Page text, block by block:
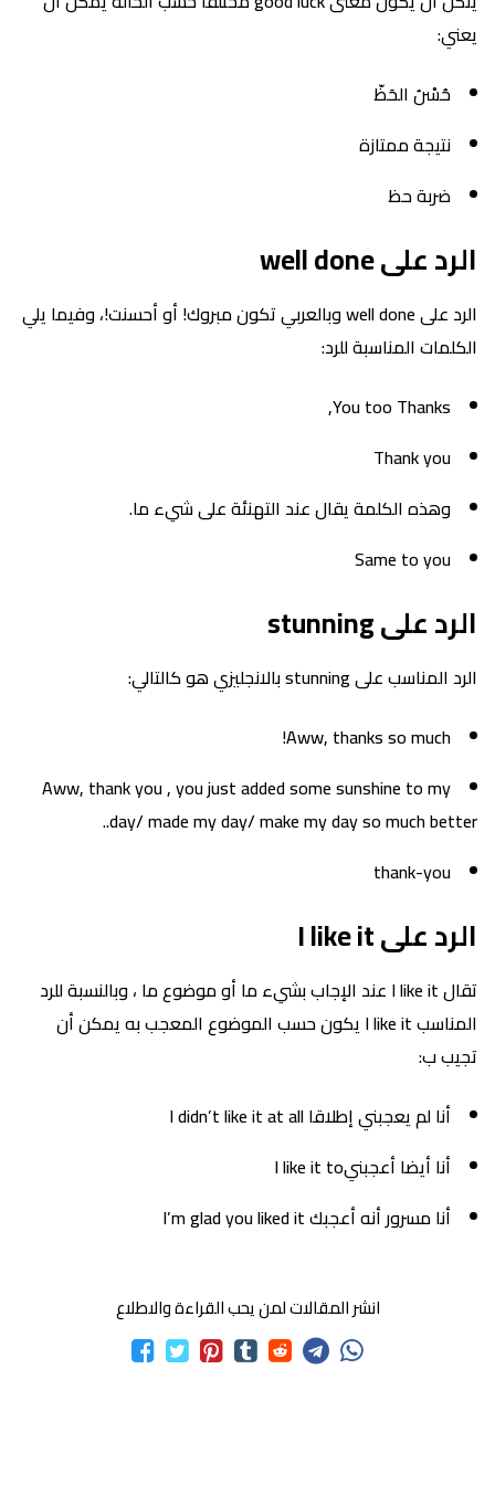
يعني:
حُسْنُ الحَظّ
نتيجة ممتازة
ضربة حظ
الرد على well done
الرد على well done وبالعربي تكون مبروك! أو أحسنت!، وفيما يلي
الكلمات المناسبة للرد:
You too Thanks,
Thank you
وهذه الكلمة يقال عند التهنئة على شيء ما.
Same to you
الرد على stunning
الرد المناسب على stunning بالانجليزي هو كالتالي:
Aww, thanks so much!
Aww, thank you , you just added some sunshine to my
day/ made my day/ make my day so much better..
thank-you
الرد على I like it
تقال I like it عند الإجاب بشيء ما أو موضوع ما ، وبالنسبة للرد
المناسب I like it يكون حسب الموضوع المعجب به يمكن أن
تجيب ب:
أنا لم يعجبني إطلاقا I didn’t like it at all
أنا أيضا أعجبنيI like it to
أنا مسرور أنه أعجبك I’m glad you liked it
انشر المقالات لمن يحب القراءة والاطلاع